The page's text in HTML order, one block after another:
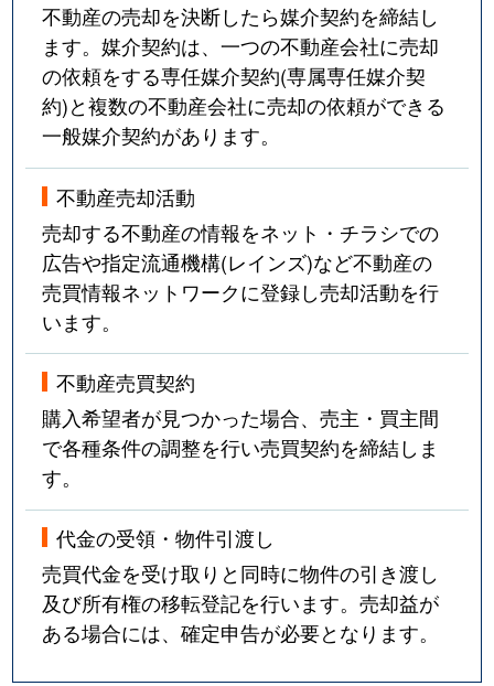
不動産の売却を決断したら媒介契約を締結し
ます。媒介契約は、一つの不動産会社に売却
の依頼をする専任媒介契約(専属専任媒介契
約)と複数の不動産会社に売却の依頼ができる
一般媒介契約があります。
不動産売却活動
売却する不動産の情報をネット・チラシでの
広告や指定流通機構(レインズ)など不動産の
売買情報ネットワークに登録し売却活動を行
います。
不動産売買契約
購入希望者が見つかった場合、売主・買主間
で各種条件の調整を行い売買契約を締結しま
す。
代金の受領・物件引渡し
売買代金を受け取りと同時に物件の引き渡し
及び所有権の移転登記を行います。売却益が
ある場合には、確定申告が必要となります。